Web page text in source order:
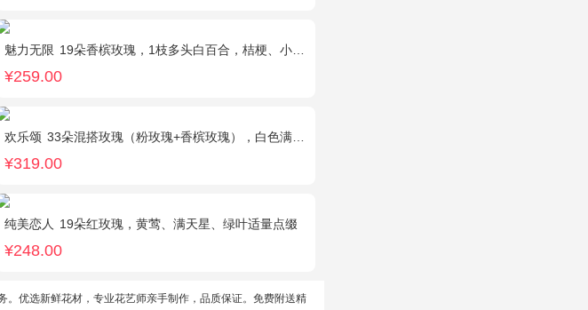
魅力无限 19朵香槟玫瑰，1枝多头白百合，桔梗、小花、绿叶搭配
¥259.00
欢乐颂 33朵混搭玫瑰（粉玫瑰+香槟玫瑰），白色满天星环绕
¥319.00
纯美恋人 19朵红玫瑰，黄莺、满天星、绿叶适量点缀
¥248.00
优选新鲜花材，专业花艺师亲手制作，品质保证。免费附送精